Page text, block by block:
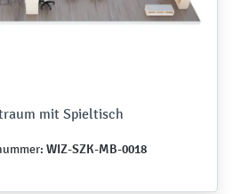
mit Spieltisch
WIZ-SZK-MB-0018